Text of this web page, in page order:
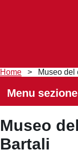
Briciole
pane
Home > Museo del
Menu sezione
Museo
Bartali